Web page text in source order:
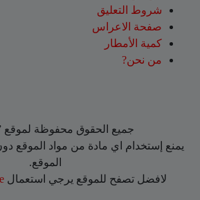
شروط التعليق‎
صفحة الاعراس
كمية الأمطار
من نحن?
جميع الحقوق محفوظة لموقع
يمنع إستخدام اي مادة من مواد الموقع
الموقع.
لافضل تصفح للموقع يرجي استعمال